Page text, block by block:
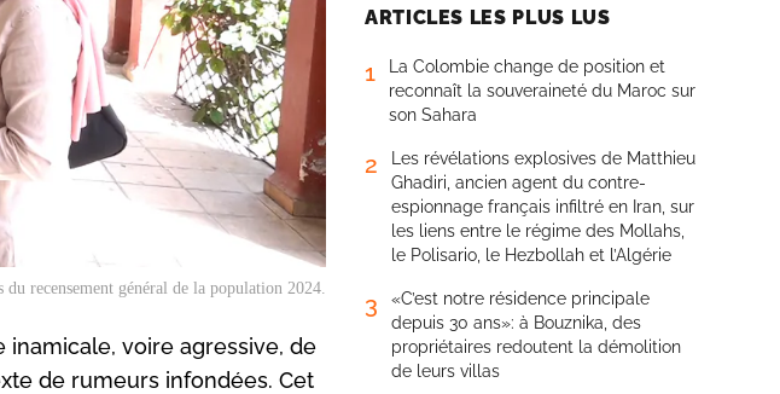
du recensement général de la population 2024.
inamicale, voire agressive, de
de rumeurs infondées. Cet
ARTICLES LES PLUS LUS
1
La Colombie change de position et
reconnaît la souveraineté du Maroc sur
son Sahara
2
Les révélations explosives de Matthieu
Ghadiri, ancien agent du contre-
espionnage français infiltré en Iran, sur
les liens entre le régime des Mollahs,
le Polisario, le Hezbollah et l’Algérie
3
«C’est notre résidence principale
depuis 30 ans»: à Bouznika, des
propriétaires redoutent la démolition
de leurs villas